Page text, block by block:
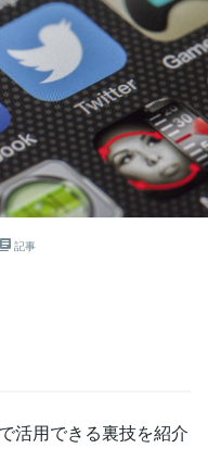
記事
活用できる裏技を紹介